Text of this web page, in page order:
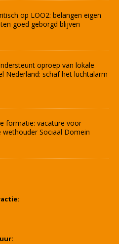
op LOO2: belangen eigen
goed geborgd blijven
oproep van lokale
Nederland: schaf het luchtalarm
formatie: vacature voor
wethouder Sociaal Domein